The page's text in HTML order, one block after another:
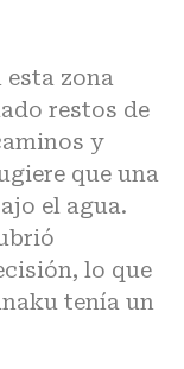
esta zona
restos de
y
que una
el agua.
lo que
tenía un